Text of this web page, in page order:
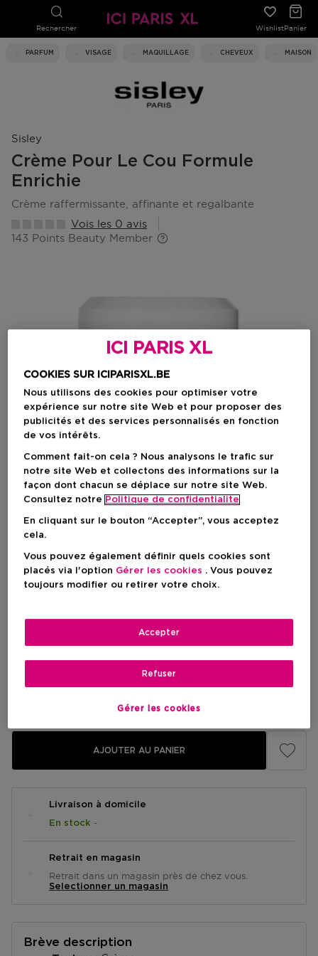
Rechercher WishlistPanier
PARFUM VISAGE MAQUILLAGE CHEVEUX MAISON
Sisley
Crème Pour Le Cou Formule
Enrichie
crème raffermissante, affinante et regalbante
Vois les 0 avis
143 Points Beauty Member
Choisissez votre format
50 ML
50 ML
172,00 €
Prix promotionnel
143,65 €
Prix de vente conseillé172,00 €
AJOUTER AU PANIER
Livraison à domicile
En stock -
Retrait en magasin
Retrait dans un magasin près de chez vous.
Selectionner un magasin
Brève description
ICI PARIS XL
COOKIES SUR ICIPARISXL.BE
Nous utilisons des cookies pour optimiser votre
expérience sur notre site Web et pour proposer des
publicités et des services personnalisés en fonction
de vos intérêts.
Comment fait-on cela ? Nous analysons le trafic sur
notre site Web et collectons des informations sur la
façon dont chacun se déplace sur notre site Web.
Consultez notre Politique de confidentialite
En cliquant sur le bouton “Accepter”, vous acceptez
cela.
Vous pouvez également définir quels cookies sont
placés via l'option Gérer les cookies . Vous pouvez
toujours modifier ou retirer votre choix.
Gérer les cookies
Refuser
Accepter